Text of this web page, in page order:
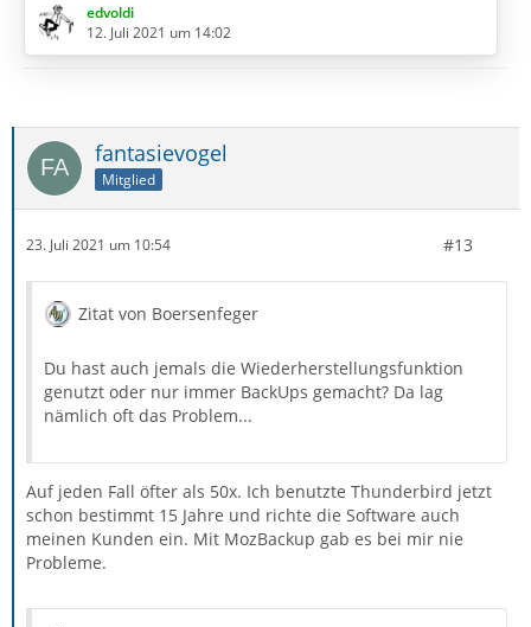
Mein Test mit der Version vom 11.07.2021 starte, bleibt
aber bei bei ca 95% stehen.
EDV-Oldie
edvoldi
12. Juli 2021 um 14:02
fantasievogel
Mitglied
23. Juli 2021 um 10:54 #13
Zitat von Boersenfeger
Du hast auch jemals die Wiederherstellungsfunktion
genutzt oder nur immer BackUps gemacht? Da lag
nämlich oft das Problem...
Auf jeden Fall öfter als 50x. Ich benutzte Thunderbird jetzt
schon bestimmt 15 Jahre und richte die Software auch
meinen Kunden ein. Mit MozBackup gab es bei mir nie
Probleme.